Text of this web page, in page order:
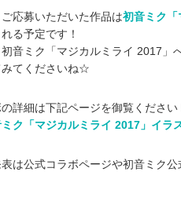
応募いただいた作品は初音ミク「
る予定です！
音ミク「マジカルミライ 2017」
みてくださいね☆
詳細は下記ページを御覧ください
ミク「マジカルミライ 2017」イ
は公式コラボページや初音ミク